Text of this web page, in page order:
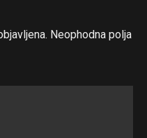
Neophodna polja